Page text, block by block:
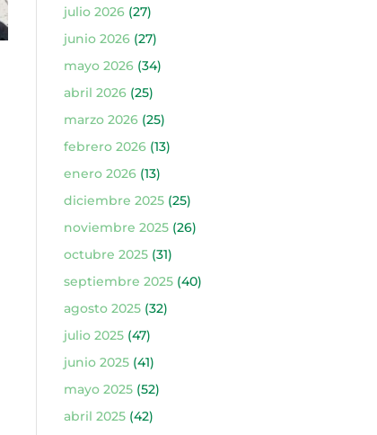
julio 2026(27)
junio 2026(27)
mayo 2026(34)
abril 2026(25)
marzo 2026(25)
febrero 2026(13)
enero 2026(13)
diciembre 2025(25)
noviembre 2025(26)
octubre 2025(31)
septiembre 2025(40)
agosto 2025(32)
julio 2025(47)
junio 2025(41)
mayo 2025(52)
abril 2025(42)